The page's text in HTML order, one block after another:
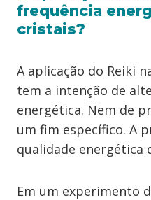
frequência
cristais?
A aplicação do Reiki
tem a intenção de
energética. Nem de
um fim específico. A
qualidade energética
Em um experimento